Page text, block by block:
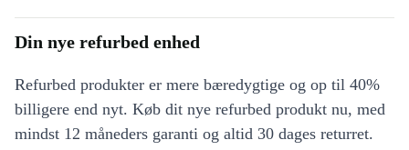
Din nye refurbed enhed
Refurbed produkter er mere bæredygtige og op til 40%
billigere end nyt. Køb dit nye refurbed produkt nu, med
mindst 12 måneders garanti og altid 30 dages returret.